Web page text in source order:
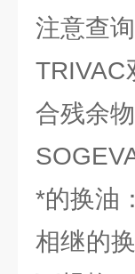
注意查
合残余
*的换油
相继的